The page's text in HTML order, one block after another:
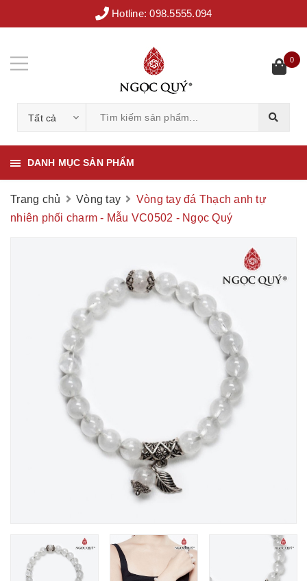
Hotline:098.5555.094
Tất cả
0
DANH MỤC SẢN PHẨM
Trang chủ Vòng tay
Vòng tay đá Thạch anh tự
nhiên phối charm - Mẫu VC0502 - Ngọc Quý